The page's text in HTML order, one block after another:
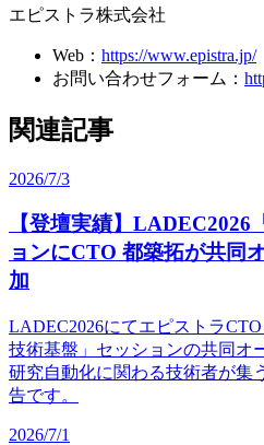
エピストラ株式会社
Web： https://www.epistra.jp/
お問い合わせフォーム：
関連記事
2026/7/3
【登壇実績】LADEC2026
ョンにCTO 都築拓が共同
加
LADEC2026にてエピストラ
技術基盤」セッションの共同オ
研究自動化に関わる技術者が集
告です。
2026/7/1